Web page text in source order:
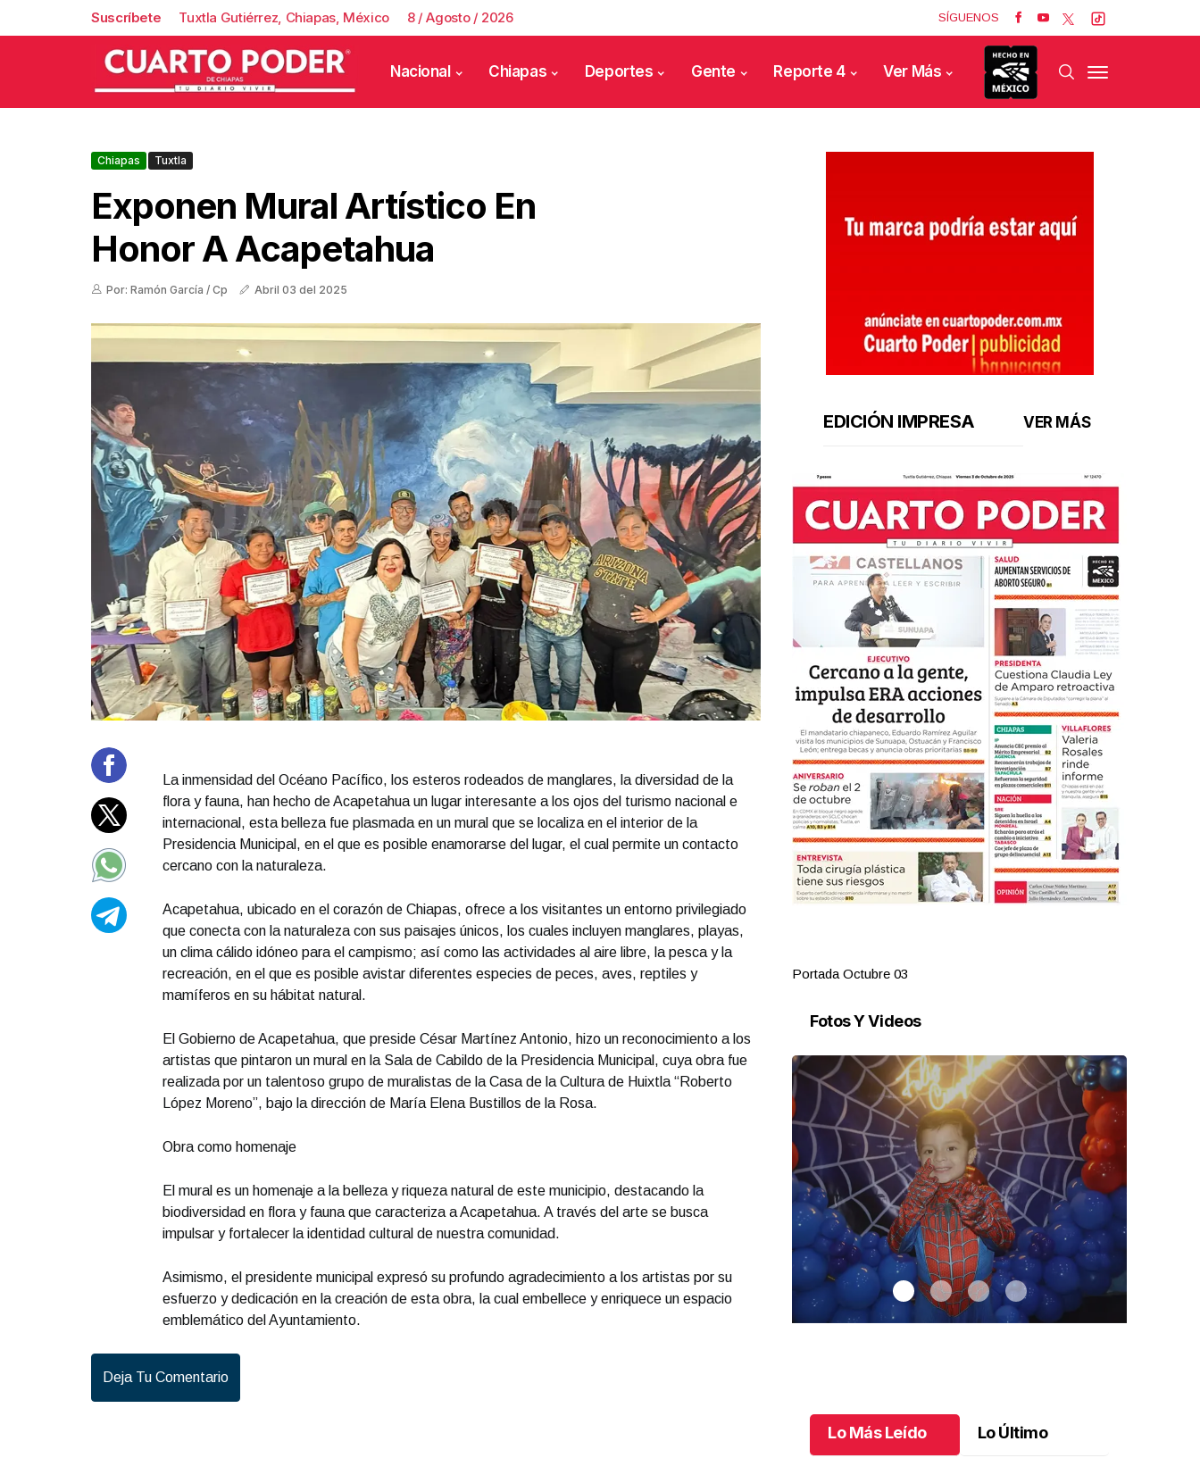
Suscríbete Tuxtla Gutiérrez, Chiapas, México 8 / Agosto / 2026 SÍGUENOS
Nacional Chiapas Deportes Gente Reporte 4 Ver Más
Chiapas Tuxtla
Exponen Mural Artístico En
Honor A Acapetahua
Por: Ramón García / Cp Abril 03 del 2025
La inmensidad del Océano Pacífico, los esteros rodeados de manglares, la diversidad de la
flora y fauna, han hecho de Acapetahua un lugar interesante a los ojos del turismo nacional e
internacional, esta belleza fue plasmada en un mural que se localiza en el interior de la
Presidencia Municipal, en el que es posible enamorarse del lugar, el cual permite un contacto
cercano con la naturaleza.
Acapetahua, ubicado en el corazón de Chiapas, ofrece a los visitantes un entorno privilegiado
que conecta con la naturaleza con sus paisajes únicos, los cuales incluyen manglares, playas,
un clima cálido idóneo para el campismo; así como las actividades al aire libre, la pesca y la
recreación, en el que es posible avistar diferentes especies de peces, aves, reptiles y
mamíferos en su hábitat natural.
El Gobierno de Acapetahua, que preside César Martínez Antonio, hizo un reconocimiento a los
artistas que pintaron un mural en la Sala de Cabildo de la Presidencia Municipal, cuya obra fue
realizada por un talentoso grupo de muralistas de la Casa de la Cultura de Huixtla “Roberto
López Moreno”, bajo la dirección de María Elena Bustillos de la Rosa.
Obra como homenaje
El mural es un homenaje a la belleza y riqueza natural de este municipio, destacando la
biodiversidad en flora y fauna que caracteriza a Acapetahua. A través del arte se busca
impulsar y fortalecer la identidad cultural de nuestra comunidad.
Asimismo, el presidente municipal expresó su profundo agradecimiento a los artistas por su
esfuerzo y dedicación en la creación de esta obra, la cual embellece y enriquece un espacio
emblemático del Ayuntamiento.
Deja Tu Comentario
EDICIÓN IMPRESA VER MÁS
Portada Septiembre 30 Portada Octubre 03
Fotos Y Videos
Lo Más Leído Lo Último